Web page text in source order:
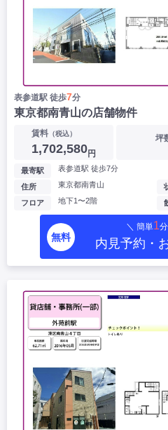
表参道駅 徒歩7分
東京都南青山の店舗物件
賃料 （税込）
1,702,580円
坪
最寄駅 表参道駅 徒歩7分
住所 東京都南青山
フロア 地下1〜2階
無料
＼ 簡単1
内見予約・